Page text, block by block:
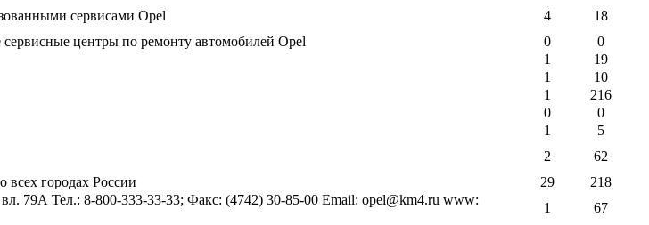
сервисами Opel 4
18
центры по ремонту автомобилей Opel 0
0
1
19
1
10
1
216
0
0
1
5
2
62
городах России 29
218
79А Тел.: 8-800-333-33-33; Факс: (4742) 30-85-00 Email: opel@km4.ru www:
1 67